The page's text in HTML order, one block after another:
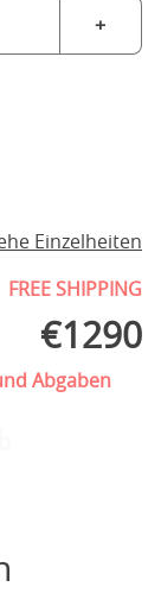
+
Einzelheiten
FREE SHIPPING
€1290
Abgaben